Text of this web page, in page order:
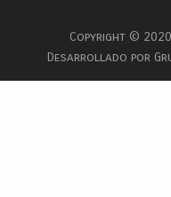
Copyright © 2020
Desarrollado por